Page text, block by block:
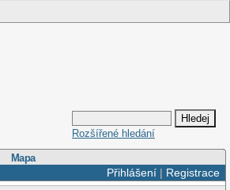
Rozšířené hledání
Mapa
Přihlášení| Registrace